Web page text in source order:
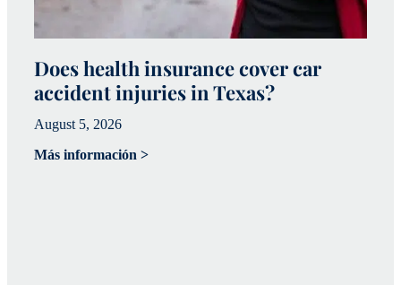
Does health insurance cover car
accident injuries in Texas?
August 5, 2026
Más información >